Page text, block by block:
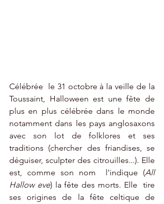
Célébrée  le 31 octobre à la veille de la
Toussaint, Halloween est une fête de
plus en plus célébrée dans le monde
notamment dans les pays anglosaxons
avec son lot de folklores et ses
traditions (chercher des friandises, se
déguiser, sculpter des citrouilles...). Elle
est, comme son nom  l'indique (All
Hallow eve) la fête des morts. Elle  tire
ses origines de la fête celtique de